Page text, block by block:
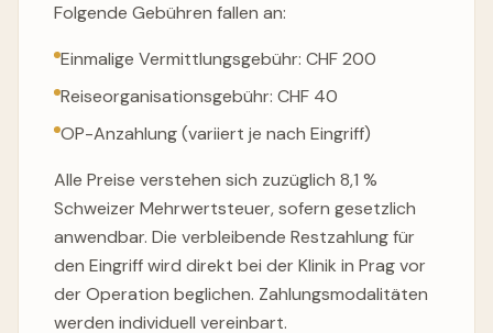
Folgende Gebühren fallen an:
Einmalige Vermittlungsgebühr: CHF 200
Reiseorganisationsgebühr: CHF 40
OP-Anzahlung (variiert je nach Eingriff)
Alle Preise verstehen sich zuzüglich 8,1 %
Schweizer Mehrwertsteuer, sofern gesetzlich
anwendbar. Die verbleibende Restzahlung für
den Eingriff wird direkt bei der Klinik in Prag vor
der Operation beglichen. Zahlungsmodalitäten
werden individuell vereinbart.